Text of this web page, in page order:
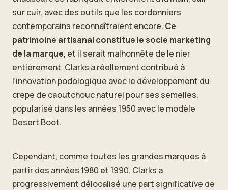
sur cuir, avec des outils que les cordonniers
contemporains reconnaîtraient encore. Ce
patrimoine artisanal constitue le socle marketing
de la marque, et il serait malhonnête de le nier
entièrement. Clarks a réellement contribué à
l’innovation podologique avec le développement du
crepe de caoutchouc naturel pour ses semelles,
popularisé dans les années 1950 avec le modèle
Desert Boot.
Cependant, comme toutes les grandes marques à
partir des années 1980 et 1990, Clarks a
progressivement délocalisé une part significative de